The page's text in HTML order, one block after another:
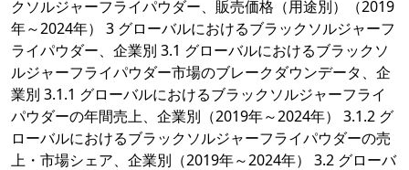
クソルジャーフライパウダー、販売価格（用途別）（2019
年～2024年） 3 グローバルにおけるブラックソルジャーフ
ライパウダー、企業別 3.1 グローバルにおけるブラックソ
ルジャーフライパウダー市場のブレークダウンデータ、企
業別 3.1.1 グローバルにおけるブラックソルジャーフライ
パウダーの年間売上、企業別（2019年～2024年） 3.1.2 グ
ローバルにおけるブラックソルジャーフライパウダーの売
上・市場シェア、企業別（2019年～2024年） 3.2 グローバ